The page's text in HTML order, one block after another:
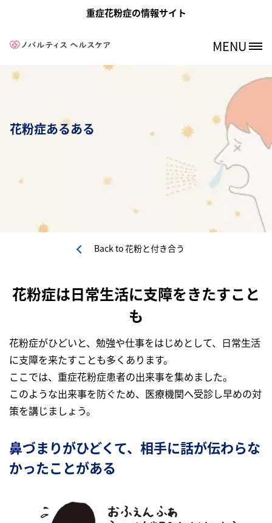
メインコンテンツに移動
重症花粉症の情報サイト
Site Logo MENU
花粉症あるある
Back to花粉と付き合う
花粉症は日常生活に支障をきたすこと
も
花粉症がひどいと、勉強や仕事をはじめとして、日常生活
に支障を来たすことも多くあります。
ここでは、重症花粉症患者の出来事を集めました。
このような出来事を防ぐため、医療機関へ受診し早めの対
策を講じましょう。
鼻づまりがひどくて、相手に話が伝わらな
かったことがある